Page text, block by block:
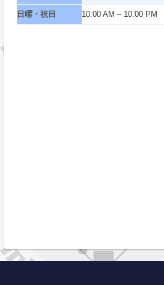
日曜・祝日 10:00 AM – 10:00 PM